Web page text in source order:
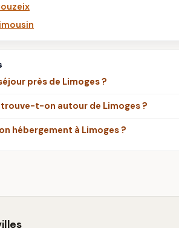
près de Limoges ?
t-on autour de Limoges ?
hébergement à Limoges ?